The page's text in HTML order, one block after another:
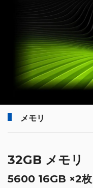
メモリ
32GB メモリ
5600 16GB ×2枚